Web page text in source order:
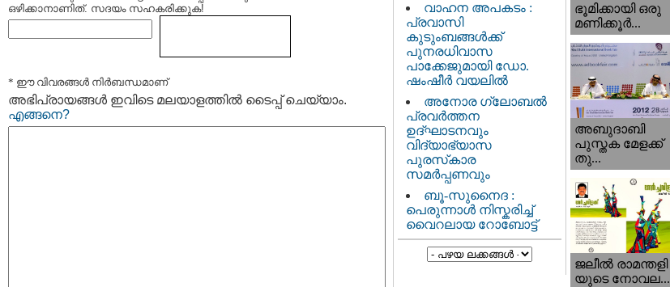
ഒഴിക്കാനാണിത്. സദയം സഹകരിക്കുക!
* ഈ വിവരങ്ങള്‍ നിര്‍ബന്ധമാണ്
അഭിപ്രായങ്ങള്‍ ഇവിടെ മലയാളത്തില്‍ ടൈപ്പ് ചെയ്യാം.
എങ്ങനെ?
വാഹന അപകടം :
പ്രവാസി
കുടുംബങ്ങൾക്ക്
പുനരധിവാസ
പാക്കേജുമായി ഡോ.
ഷംഷീർ വയലിൽ
അനോര ഗ്ലോബൽ
പ്രവർത്തന
ഉദ്ഘാടനവും
വിദ്യാഭ്യാസ
പുരസ്‌കാര
സമർപ്പണവും
ബൂ-സുനൈദ :
പെരുന്നാൾ നിസ്കരിച്ച്
വൈറലായ റോബോട്ട്
ഭൂമിക്കായി ഒരു
മണിക്കൂര്‍...
അബുദാബി
പുസ്തക മേളക്ക്
തു...
ജലീല്‍ രാമന്തളി
യുടെ നോവല...